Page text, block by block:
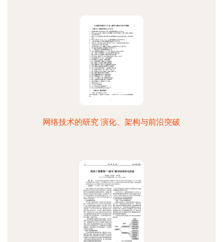
网络技术的研究 演化、架构与前沿突破